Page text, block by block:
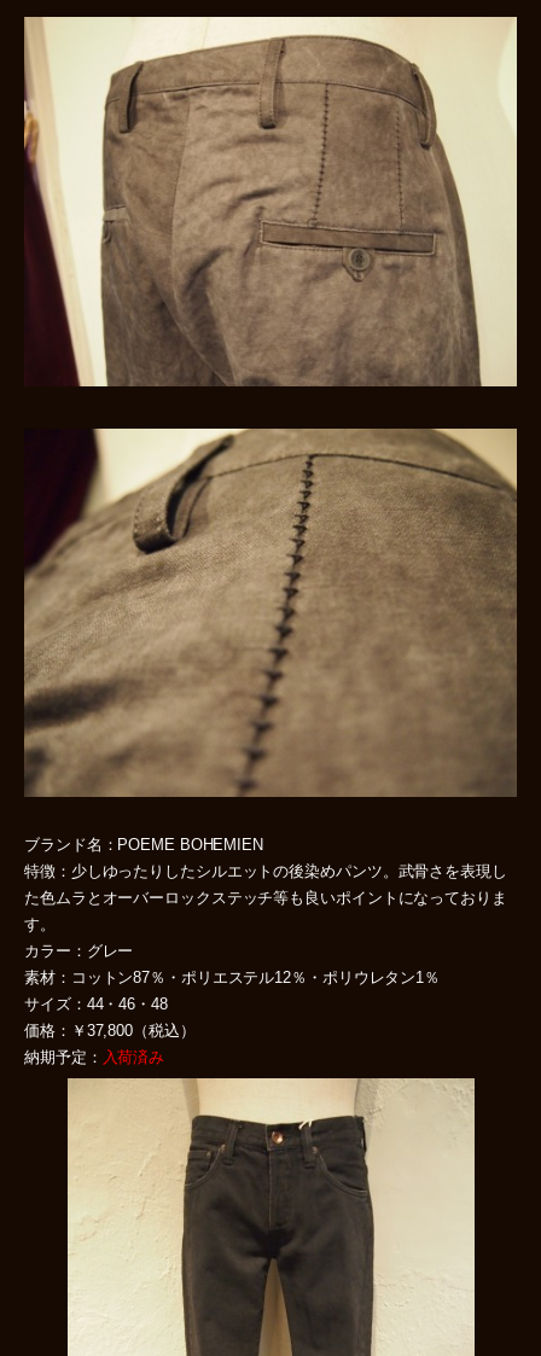
ブランド名：POEME BOHEMIEN
特徴：少しゆったりしたシルエットの後染めパンツ。武骨さを表現し
た色ムラとオーバーロックステッチ等も良いポイントになっておりま
す。
カラー：グレー
素材：コットン87％・ポリエステル12％・ポリウレタン1％
サイズ：44・46・48
価格：￥37,800（税込）
納期予定： 入荷済み